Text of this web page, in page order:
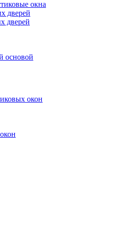
окна
дверей
дверей
основой
окон